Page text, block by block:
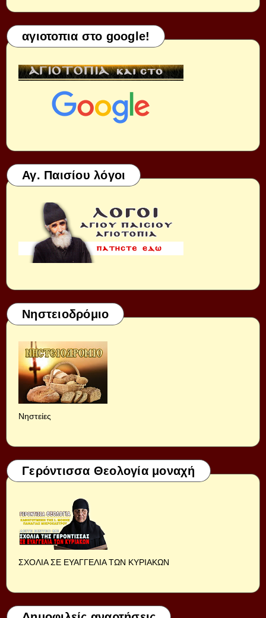
αγιοτοπια στο google!
Αγ. Παισίου λόγοι
Νηστειοδρόμιο
Νηστείες
Γερόντισσα Θεολογία μοναχή
ΣΧΟΛΙΑ ΣΕ ΕΥΑΓΓΕΛΙΑ ΤΩΝ ΚΥΡΙΑΚΩΝ